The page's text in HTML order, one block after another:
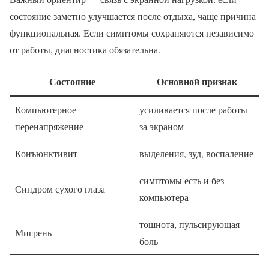
состояние заметно улучшается после отдыха, чаще причина
функциональная. Если симптомы сохраняются независимо
от работы, диагностика обязательна.
Состояние Основной признак
Компьютерное
перенапряжение
усиливается после работы
за экраном
Конъюнктивит выделения, зуд, воспаление
Синдром сухого глаза
симптомы есть и без
компьютера
Мигрень
тошнота, пульсирующая
боль